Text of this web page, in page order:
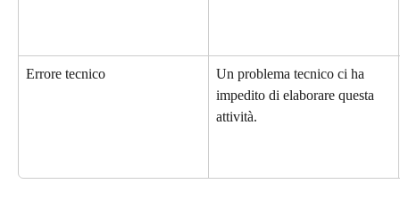
Errore tecnico
Un problema tecnico ci ha
impedito di elaborare questa
attività.